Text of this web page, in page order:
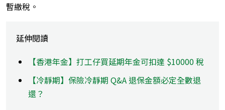
暫繳稅。
延伸閱讀
【香港年金】打工仔買延期年金可扣達 $10000 稅
【冷靜期】保險冷靜期 Q&A 退保金額必定全數退
還？